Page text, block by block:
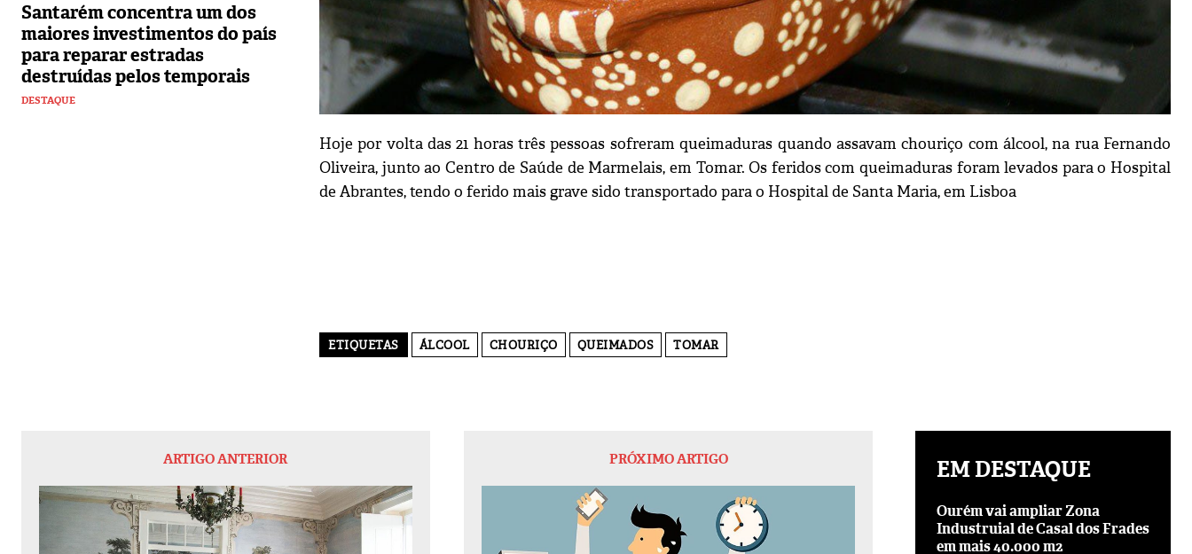
Santarém concentra um dos
maiores investimentos do país
para reparar estradas
destruídas pelos temporais
DESTAQUE
Hoje por volta das 21 horas três pessoas sofreram queimaduras quando assavam chouriço com álcool, na rua Fernando
Oliveira, junto ao Centro de Saúde de Marmelais, em Tomar. Os feridos com queimaduras foram levados para o Hospital
de Abrantes, tendo o ferido mais grave sido transportado para o Hospital de Santa Maria, em Lisboa
ETIQUETAS ÁLCOOL CHOURIÇO QUEIMADOS TOMAR
ARTIGO ANTERIOR PRÓXIMO ARTIGO EM DESTAQUE
Ourém vai ampliar Zona
Industruial de Casal dos Frades
em mais 40.000 m2